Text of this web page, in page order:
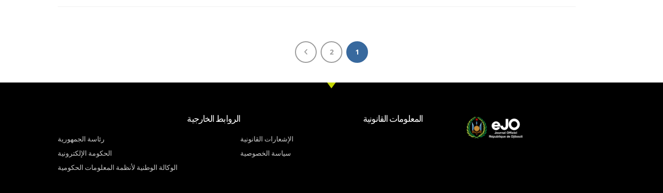
1
2
المعلومات القانونية
الإشعارات القانونية
سياسة الخصوصية
الروابط الخارجية
رئاسة الجمهورية
الحكومة الإلكترونية
الوكالة الوطنية لأنظمة المعلومات الحكومية